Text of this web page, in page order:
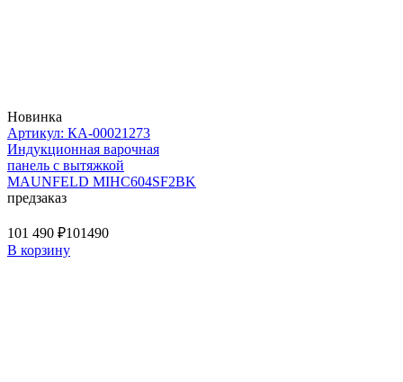
Новинка
Артикул: КА-00021273
Индукционная варочная
панель с вытяжкой
MAUNFELD MIHC604SF2BK
предзаказ
101 490 ₽101490
В корзину